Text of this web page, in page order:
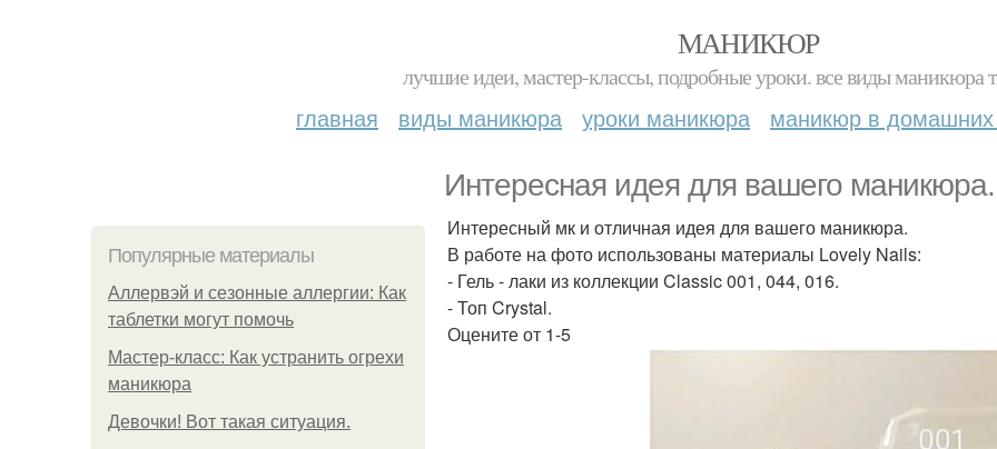
МАНИКЮР
лучшие идеи, мастер-классы, подробные уроки. все виды маникюра
главная виды маникюра уроки маникюра маникюр в домашних
Интересная идея для вашего маникюра.
Популярные материалы
Аллервэй и сезонные аллергии: Как
таблетки могут помочь
Мастер-класс: Как устранить огрехи
маникюра
Девочки! Вот такая ситуация.
Интересный мк и отличная идея для вашего маникюра.
В работе на фото использованы материалы Lovely Nails:
- Гель - лаки из коллекции Classic 001, 044, 016.
- Топ Crystal.
Оцените от 1-5